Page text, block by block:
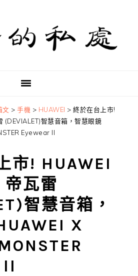
文 >手機 > HUAWEI >終於在台上市!
(DEVIALET)智慧音箱，智慧眼鏡
Eyewear ll
市! HUAWEI
瓦雷
智慧音箱，
X
ll